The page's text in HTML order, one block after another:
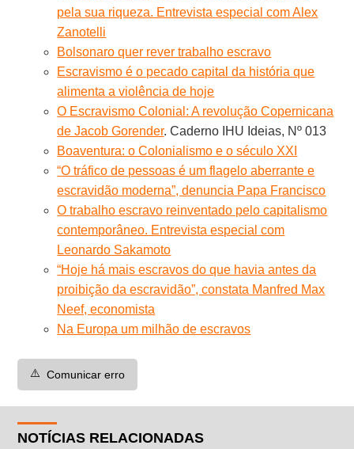
pela sua riqueza. Entrevista especial com Alex
Zanotelli
Bolsonaro quer rever trabalho escravo
Escravismo é o pecado capital da história que
alimenta a violência de hoje
O Escravismo Colonial: A revolução Copernicana
de Jacob Gorender. Caderno IHU Ideias, Nº 013
Boaventura: o Colonialismo e o século XXI
“O tráfico de pessoas é um flagelo aberrante e
escravidão moderna”, denuncia Papa Francisco
O trabalho escravo reinventado pelo capitalismo
contemporâneo. Entrevista especial com
Leonardo Sakamoto
“Hoje há mais escravos do que havia antes da
proibição da escravidão”, constata Manfred Max
Neef, economista
Na Europa um milhão de escravos
⚠️ Comunicar erro
NOTÍCIAS RELACIONADAS